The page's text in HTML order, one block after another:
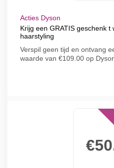
Acties Dyson
Krijg een GRATIS geschenk t
haarstyling
Verspil geen tijd en ontvang
waarde van €109.00 op